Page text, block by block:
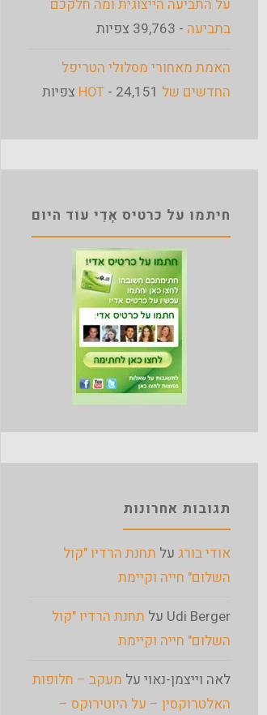
על התביעה הייצוגית ומה חלקכם
בתביעה - 39,763 צפיות
האמת מאחורי מסלולי הטריפל
החדשים של HOT - 24,151 צפיות
חיתמו על כרטיס אָדִי עוד היום
תגובות אחרונות
אודי בורג על תחנת הרדיו "קול
השלום" חייה וקיימת
Udi Berger על תחנת הרדיו "קול
השלום" חייה וקיימת
לאה וייצמן-נאוי על מעקב – חלופות
האלטרוקסין – על היוטירוקס –